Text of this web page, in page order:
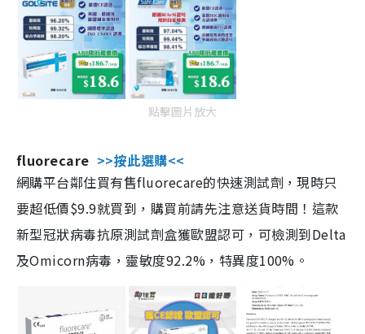
點擊圖片放大
fluorecare >>按此選購<<
網購平台鄰住買有售fluorecare的快速測試劑，現時只
要超低價$9.9就買到，購買前請先注意送貨時間！這款
新型冠狀病毒抗原測試劑盒獲歐盟認可，可檢測到Delta
及Omicorn病毒，靈敏度92.2%，特異度100%。